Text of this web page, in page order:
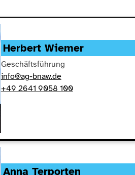
Herbert Wiemer
Geschäftsführung
info@ag-bnaw.de
+49 2641 9058 100
Anna Terporten